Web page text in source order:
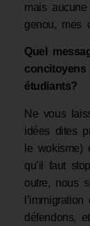
mais
genou, mes
Quel
étudiants?
Ne vous
idées dites
le
qu’il faut
outre, nous
défendons,